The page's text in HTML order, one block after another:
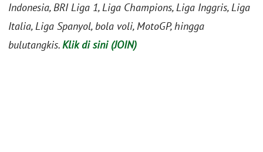
Indonesia, BRI Liga 1, Liga Champions, Liga Inggris, Liga
Italia, Liga Spanyol, bola voli, MotoGP, hingga
bulutangkis.Klik di sini (JOIN)